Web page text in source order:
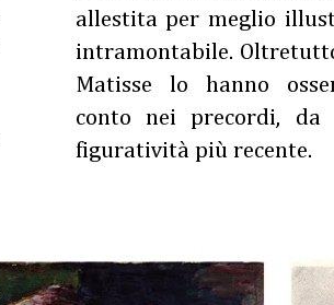
allestita per meglio
intramontabile.
Matisse lo hanno
conto nei precordi, da
figuratività più recente.